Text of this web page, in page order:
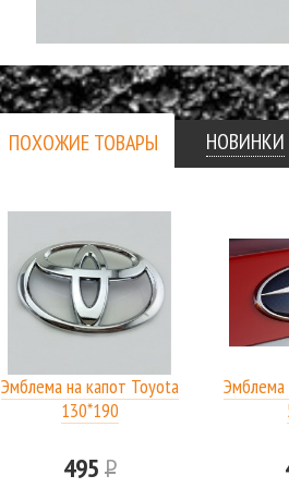
ПОХОЖИЕ ТОВАРЫ НОВИНКИ
Эмблема на капот Toyota
130*190
495Р
Эмблема